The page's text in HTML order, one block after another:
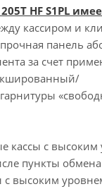
HF S1PL
кассиром и
панель
за счет
кассы с
пункты
с высоким